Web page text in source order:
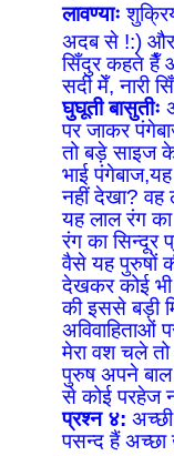
लावण्याः
अदब से !:) और
सिँदुर कहते हैँ
सदी मेँ, नारी
घुघूती बासुतीः
पर जाकर
तो बड़े साइज
भाई
नहीं देखा? वह
यह लाल रंग
रंग का सिन्दूर
वैसे यह पुरुषों
देखकर कोई भी
की इससे बड़ी
अविवाहिताओं
मेरा वश चले
पुरुष अपने बाल
से कोई परहेज
प्रश्न ४:
पसन्द हैं अच्छा